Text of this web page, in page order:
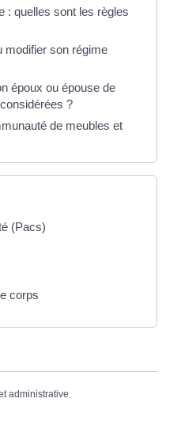
: quelles sont les règles
modifier son régime
époux ou épouse de
?
de meubles et
(Pacs)
corps
administrative